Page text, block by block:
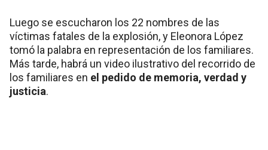
Luego se escucharon los 22 nombres de las
víctimas fatales de la explosión, y Eleonora López
tomó la palabra en representación de los familiares.
Más tarde, habrá un video ilustrativo del recorrido de
los familiares en el pedido de memoria, verdad y
justicia.